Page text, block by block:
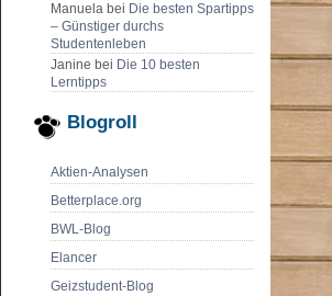
Manuela bei Die besten Spartipps
– Günstiger durchs
Studentenleben
Janine bei Die 10 besten
Lerntipps
Blogroll
Aktien-Analysen
Betterplace.org
BWL-Blog
Elancer
Geizstudent-Blog